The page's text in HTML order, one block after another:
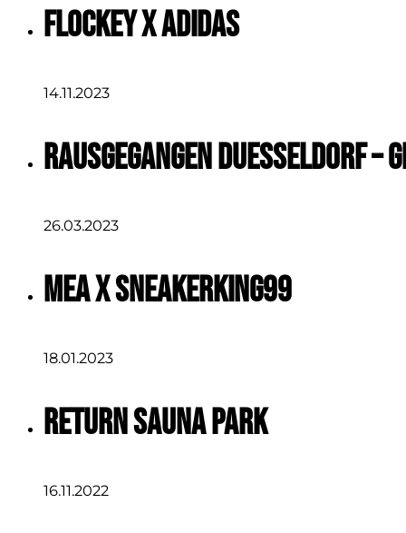
Flockey x Adidas
14.11.2023
Rausgegangen Duesseldorf –
26.03.2023
MEA x Sneakerking99
18.01.2023
Return Sauna Park
16.11.2022